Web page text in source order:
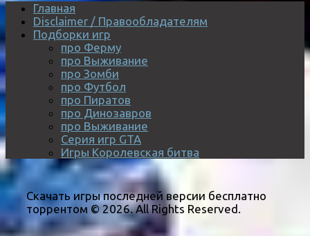
Главная
Disclaimer / Правообладателям
Подборки игр
про Ферму
про Выживание
про Зомби
про Футбол
про Пиратов
про Динозавров
про Выживание
Серия игр GTA
Игры Королевская битва
Скачать игры последней версии бесплатно
торрентом © 2026. All Rights Reserved.